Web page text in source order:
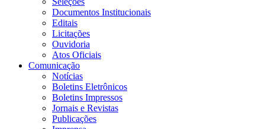
Documentos Institucionais
Editais
Licitações
Ouvidoria
Atos Oficiais
Comunicação
Notícias
Boletins Eletrônicos
Boletins Impressos
Jornais e Revistas
Publicações